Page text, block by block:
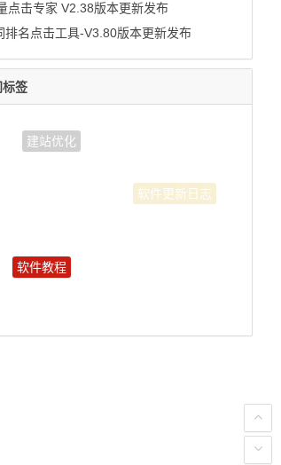
点击专家 V2.38版本更新发布
排名点击工具-V3.80版本更新发布
标签
软件教程